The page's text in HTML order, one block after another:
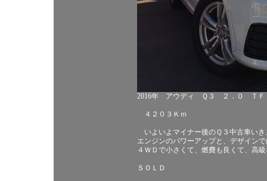
2016年 アウディ Ｑ３ ２．０ ＴＦ
４２０３Ｋｍ
いよいよマイナー後のＱ３中古車いき
エンジンのパワーアップと、デザイン
４ＷＤで小さくて、燃費も良くて、高
ＳＯＬＤ